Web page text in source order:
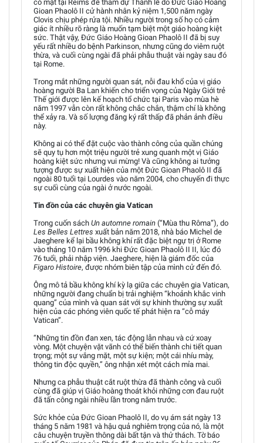
có mặt tại Reims để tham dự Thánh lễ do Đức Giáo Hoàng
Gioan Phaolô II cử hành nhân kỷ niệm 1,500 năm ngày
Clovis chịu phép rửa tội. Nhiều người trong số họ có cảm
giác ít nhiều rõ ràng là muốn tạm biệt một giáo hoàng kiệt
sức. Thật vậy, Đức Giáo Hoàng Gioan Phaolô II đã bị suy
yếu rất nhiều do bệnh Parkinson, nhưng cũng do viêm ruột
thừa, và cuối cùng ngài đã phải phẫu thuật vài ngày sau đó
tại Rome.
Trong mắt những người quan sát, nỗi đau khổ của vị giáo
hoàng người Ba Lan khiến cho triển vọng của Ngày Giới trẻ
Thế giới được lên kế hoạch tổ chức tại Paris vào mùa hè
năm 1997 vẫn còn rất không chắc chắn, thậm chí là không
thể xảy ra. Và số lượng đăng ký rất thấp đã phản ảnh điều
này.
Không ai có thể đặt cuộc vào thành công của quần chúng
sẽ quy tụ hơn một triệu người trẻ xung quanh một vị Giáo
hoàng kiệt sức nhưng vui mừng! Và cũng không ai tưởng
tượng được sự xuất hiện của một Đức Gioan Phaolô II đã
ngoài 80 tuổi tại Lourdes vào năm 2004, cho chuyến đi thực
sự cuối cùng của ngài ở nước ngoài.
Tin đồn của các chuyên gia Vatican
Trong cuốn sách Un automne romain (“Mùa thu Rôma”), do
Les Belles Lettres xuất bản năm 2018, nhà báo Michel de
Jaeghere kể lại bầu không khí rất đặc biệt ngự trị ở Rome
vào tháng 10 năm 1996 khi Đức Gioan Phaolô II II, lúc đó
76 tuổi, phải nhập viện. Jaeghere, hiện là giám đốc của
Figaro Histoire, được nhóm biên tập của mình cử đến đó.
Ông mô tả bầu không khí kỳ lạ giữa các chuyên gia Vatican,
những người đang chuẩn bị trải nghiệm “khoảnh khắc vinh
quang” của mình và quan sát với sự khinh thường sự xuất
hiện của các phóng viên quốc tế phát hiện ra “cỗ máy
Vatican”.
“Những tin đồn đan xen, tác động lẫn nhau và cứ xoay
vòng. Một chuyện vặt vãnh có thể biến thành chi tiết quan
trọng; một sự vắng mặt, một sự kiện; một cái nhíu mày,
thông tin độc quyền,” ông nhận xét một cách mỉa mai.
Nhưng ca phẫu thuật cắt ruột thừa đã thành công và cuối
cùng đã giúp vị Giáo hoàng thoát khỏi những cơn đau ruột
đã tấn công ngài nhiều lần trong năm trước.
Sức khỏe của Đức Gioan Phaolô II, do vụ ám sát ngày 13
tháng 5 năm 1981 và hậu quả nghiêm trọng của nó, là một
câu chuyện truyền thông dài bất tận và thử thách. Tờ báo